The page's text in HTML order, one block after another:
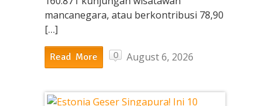
mancanegara, atau berkontribusi 78,90
[…]
Read More 0 August 6, 2026